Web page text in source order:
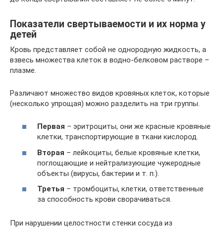
Показатели свертываемости и их норма у
детей
Кровь представляет собой не однородную жидкость, а
взвесь множества клеток в водно-белковом растворе –
плазме.
Различают множество видов кровяных клеток, которые
(несколько упрощая) можно разделить на три группы.
Первая – эритроциты, они же красные кровяные
клетки, транспортирующие в ткани кислород.
Вторая – лейкоциты, белые кровяные клетки,
поглощающие и нейтрализующие чужеродные
объекты (вирусы, бактерии и т. п.).
Третья – тромбоциты, клетки, ответственные
за способность крови сворачиваться.
При нарушении целостности стенки сосуда из